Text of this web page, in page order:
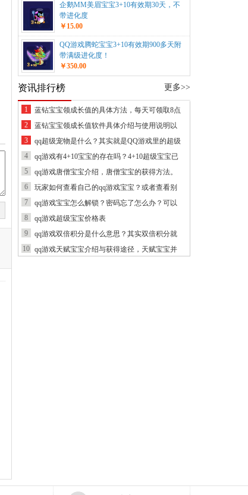
企鹅MM美眉宝宝3+10有效期30天，不
带进化度
￥15.00
QQ游戏腾蛇宝宝3+10有效期900多天附
带满级进化度！
￥350.00
资讯排行榜 更多>>
1
蓝钻宝宝领成长值的具体方法，每天可领取8点
2
蓝钻宝宝领成长值软件具体介绍与使用说明以
3
qq超级宠物是什么？其实就是QQ游戏里的超级
4
qq游戏有4+10宝宝的存在吗？4+10超级宝宝已
5
qq游戏唐僧宝宝介绍，唐僧宝宝的获得方法。
6
玩家如何查看自己的qq游戏宝宝？或者查看别
7
qq游戏宝宝怎么解锁？密码忘了怎么办？可以
8
qq游戏超级宝宝价格表
9
qq游戏双倍积分是什么意思？其实双倍积分就
10 qq游戏天赋宝宝介绍与获得途径，天赋宝宝并